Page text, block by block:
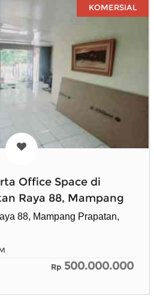
KOMERSIAL
Office Space di
Raya 88, Mampang
88, Mampang Prapatan,
Rp 500.000.000